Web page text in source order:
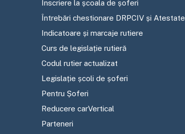
Înscriere la școala de șoferi
Întrebări chestionare DRPCIV și Atestate
Indicatoare și marcaje rutiere
Curs de legislație rutieră
Codul rutier actualizat
Legislație școli de șoferi
Pentru Șoferi
Reducere carVertical
Parteneri